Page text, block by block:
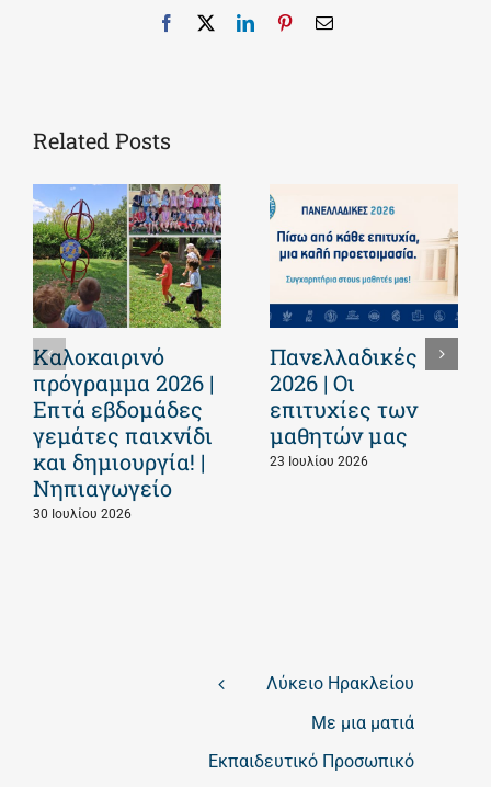
Facebook LinkedInPinterestEmail
Related Posts
Καλοκαιρινό
πρόγραμμα 2026 |
Επτά εβδομάδες
γεμάτες παιχνίδι
και δημιουργία! |
Νηπιαγωγείο
30 Ιουλίου 2026
Πανελλαδικές
2026 | Οι
επιτυχίες των
μαθητών μας
23 Ιουλίου 2026
Λύκειο Ηρακλείου
Με μια ματιά
Εκπαιδευτικό Προσωπικό